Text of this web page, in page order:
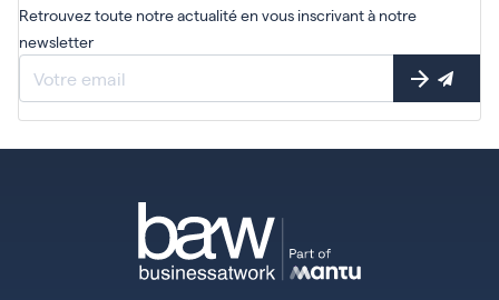
Retrouvez toute notre actualité en vous inscrivant à notre
newsletter